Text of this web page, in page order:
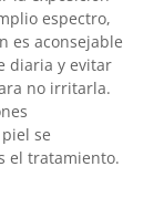
espectro,
es aconsejable
diaria y evitar
no irritarla.
se
el tratamiento.